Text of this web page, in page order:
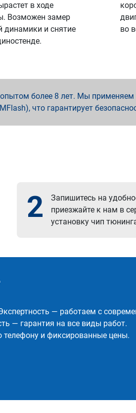
в ходе
Возможен замер
динамики и снятие
во
более 8 лет. Мы применяем
что гарантирует
2
Запишитесь на
приезжайте к нам в
установку чип
— работаем с
— гарантия на все виды работ.
телефону и фиксированные цены.